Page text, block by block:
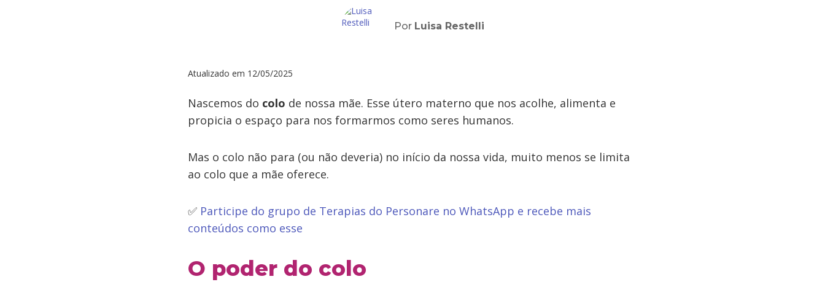
Por Luisa Restelli
Atualizado em 12/05/2025
Nascemos do colo de nossa mãe. Esse útero materno que nos acolhe, alimenta e
propicia o espaço para nos formarmos como seres humanos.
Mas o colo não para (ou não deveria) no início da nossa vida, muito menos se limita
ao colo que a mãe oferece.
✅ Participe do grupo de Terapias do Personare no WhatsApp e recebe mais
conteúdos como esse
O poder do colo